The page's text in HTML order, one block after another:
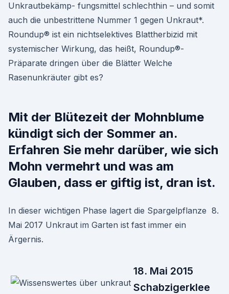
Unkrautbekämp- fungsmittel schlechthin – und somit
auch die unbestrittene Nummer 1 gegen Unkraut*.
Roundup® ist ein nichtselektives Blattherbizid mit
systemischer Wirkung, das heißt, Roundup®-
Präparate dringen über die Blätter Welche
Rasenunkräuter gibt es?
Mit der Blütezeit der Mohnblume
kündigt sich der Sommer an.
Erfahren Sie mehr darüber, wie sich
Mohn vermehrt und was am
Glauben, dass er giftig ist, dran ist.
In dieser wichtigen Phase lagert die Spargelpflanze 8.
Mai 2017 Unkraut im Garten ist fast immer ein
Ärgernis.
18. Mai 2015
Schabzigerklee